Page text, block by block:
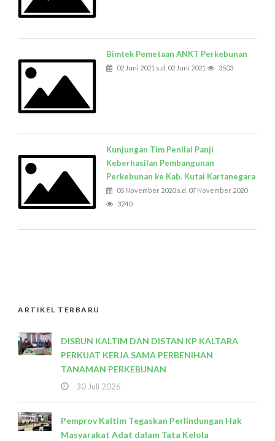
Bimtek Pemetaan ANKT Perkebunan
02 Juni 2021 s.d. 02 Juni 2021 3503
Kunjungan Tim Penilai Panji
Keberhasilan Pembangunan
Perkebunan ke Kab. Kutai Kartanegara
05 November 2020 s.d. 07 November 2020
3240
ARTIKEL TERBARU
DISBUN KALTIM DAN DISTAN KP KALTARA
PERKUAT KERJA SAMA PERBENIHAN
TANAMAN PERKEBUNAN
30 Juli 2026
Pemprov Kaltim Tegaskan Perlindungan Hak
Masyarakat Adat dalam Tata Kelola